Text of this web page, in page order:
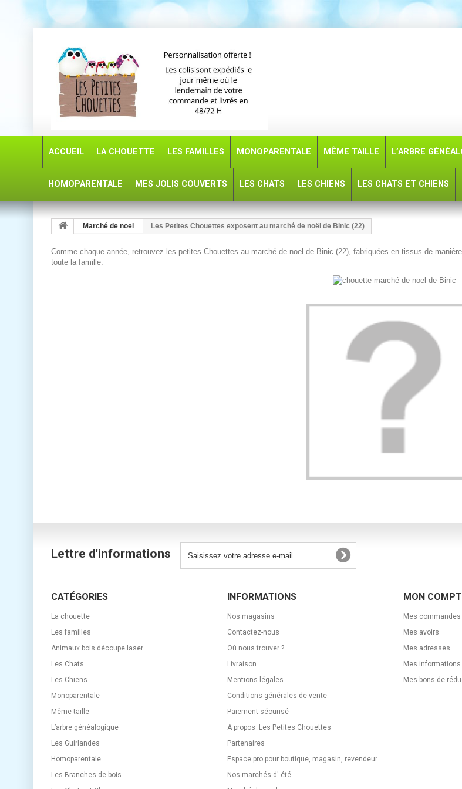
ACCUEIL LA CHOUETTE LES FAMILLES MONOPARENTALE MÊME TAILLE L’ARBRE
HOMOPARENTALE MES JOLIS COUVERTS LES CHATS LES CHIENS LES CHATS ET CHIENS
Marché de noel Les Petites Chouettes exposent au marché de noël de Binic (22)
Comme chaque année, retrouvez les petites Chouettes au marché de noel de Binic (22), fabriquées en tissus de
toute la famille.
Lettre d'informations
CATÉGORIES
La chouette
Les familles
Animaux bois découpe laser
Les Chats
Les Chiens
Monoparentale
Même taille
L’arbre généalogique
Les Guirlandes
Homoparentale
Les Branches de bois
INFORMATIONS
Nos magasins
Contactez-nous
Où nous trouver ?
Livraison
Mentions légales
Conditions générales de vente
Paiement sécurisé
A propos :Les Petites Chouettes
Partenaires
Espace pro pour boutique, magasin, revendeur...
Nos marchés d' été
MON
Mes commandes
Mes avoirs
Mes adresses
Mes
Mes bons de